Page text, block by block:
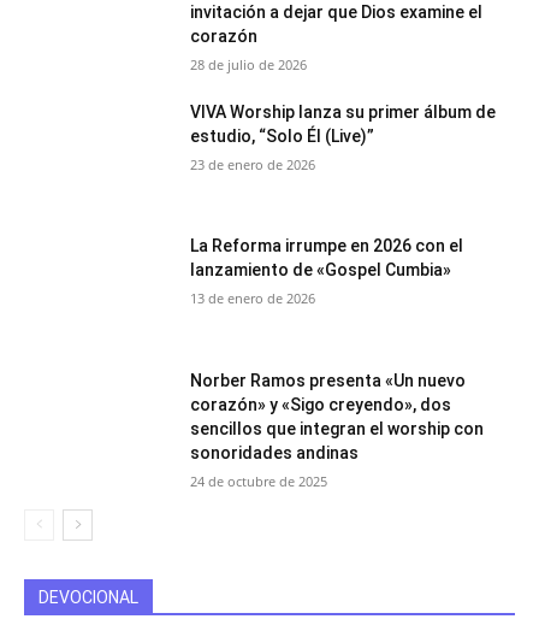
invitación a dejar que Dios examine el
corazón
28 de julio de 2026
VIVA Worship lanza su primer álbum de
estudio, “Solo Él (Live)”
23 de enero de 2026
La Reforma irrumpe en 2026 con el
lanzamiento de «Gospel Cumbia»
13 de enero de 2026
Norber Ramos presenta «Un nuevo
corazón» y «Sigo creyendo», dos
sencillos que integran el worship con
sonoridades andinas
24 de octubre de 2025
DEVOCIONAL